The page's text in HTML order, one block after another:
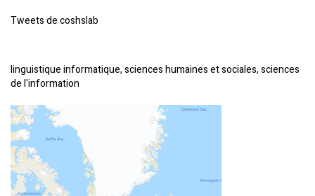
Tweets de coshslab
linguistique informatique, sciences humaines et sociales, sciences
de l'information